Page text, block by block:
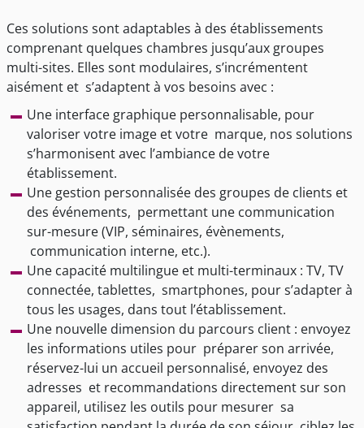
Ces solutions sont adaptables à des établissements
comprenant quelques chambres jusqu’aux groupes
multi-sites. Elles sont modulaires, s’incrémentent
aisément et s’adaptent à vos besoins avec :
Une interface graphique personnalisable, pour
valoriser votre image et votre marque, nos solutions
s’harmonisent avec l’ambiance de votre
établissement.
Une gestion personnalisée des groupes de clients et
des événements, permettant une communication
sur-mesure (VIP, séminaires, évènements,
communication interne, etc.).
Une capacité multilingue et multi-terminaux : TV, TV
connectée, tablettes, smartphones, pour s’adapter à
tous les usages, dans tout l’établissement.
Une nouvelle dimension du parcours client : envoyez
les informations utiles pour préparer son arrivée,
réservez-lui un accueil personnalisé, envoyez des
adresses et recommandations directement sur son
appareil, utilisez les outils pour mesurer sa